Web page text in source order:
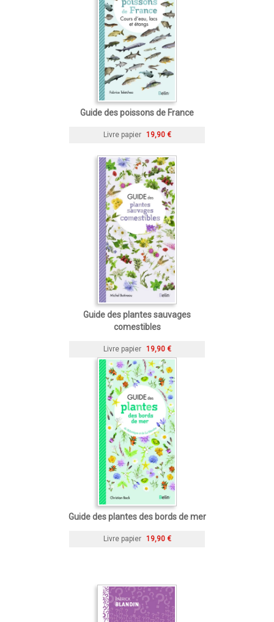
Guide des poissons de France
Livre papier 19,90 €
Guide des plantes sauvages
comestibles
Livre papier 19,90 €
Guide des plantes des bords de mer
Livre papier 19,90 €